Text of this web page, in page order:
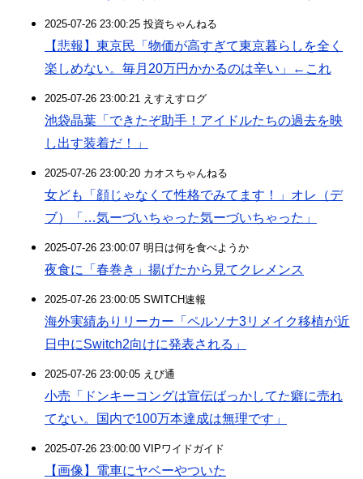
2025-07-26 23:00:25 投資ちゃんねる
【悲報】東京民「物価が高すぎて東京暮らしを全く
楽しめない。毎月20万円かかるのは辛い」←これ
2025-07-26 23:00:21 えすえすログ
池袋晶葉「できたぞ助手！アイドルたちの過去を映
し出す装着だ！」
2025-07-26 23:00:20 カオスちゃんねる
女ども「顔じゃなくて性格でみてます！」オレ（デ
ブ）「…気ーづいちゃった気ーづいちゃった」
2025-07-26 23:00:07 明日は何を食べようか
夜食に「春巻き」揚げたから見てクレメンス
2025-07-26 23:00:05 SWITCH速報
海外実績ありリーカー「ペルソナ3リメイク移植が近
日中にSwitch2向けに発表される」
2025-07-26 23:00:05 えび通
小売「ドンキーコングは宣伝ばっかしてた癖に売れ
てない。国内で100万本達成は無理です」
2025-07-26 23:00:00 VIPワイドガイド
【画像】電車にヤベーやついた